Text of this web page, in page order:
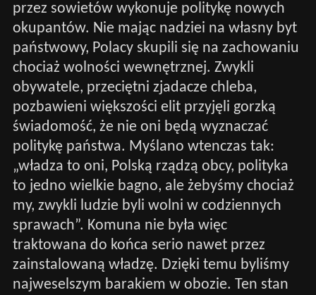
przez sowietów wykonuje politykę nowych
okupantów. Nie mając nadziei na własny byt
państwowy, Polacy skupili się na zachowaniu
chociaż wolności wewnętrznej. Zwykli
obywatele, przeciętni zjadacze chleba,
pozbawieni większości elit przyjęli gorzką
świadomość, że nie oni będą wyznaczać
politykę państwa. Myślano wtenczas tak:
„władza to oni, Polską rządzą obcy, polityka
to jedno wielkie bagno, ale żebyśmy chociaż
my, zwykli ludzie byli wolni w codziennych
sprawach”. Komuna nie była więc
traktowana do końca serio nawet przez
zainstalowaną władzę. Dzięki temu byliśmy
najweselszym barakiem w obozie. Ten stan